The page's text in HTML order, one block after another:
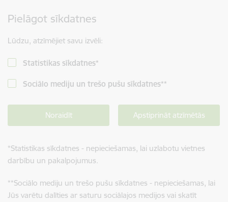
Pielāgot sīkdatnes
Lūdzu, atzīmējiet savu izvēli:
Statistikas sīkdatnes*
Sociālo mediju un trešo pušu sīkdatnes**
Noraidīt Apstiprināt atzīmētās
*Statistikas sīkdatnes - nepieciešamas, lai uzlabotu vietnes
darbību un pakalpojumus.
**Sociālo mediju un trešo pušu sīkdatnes - nepieciešamas, lai
Jūs varētu dalīties ar saturu sociālajos medijos vai skatīt